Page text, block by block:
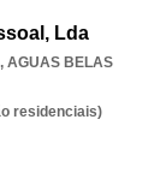
Lda
, AGUAS BELAS
residenciais)